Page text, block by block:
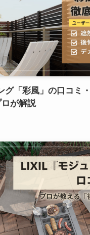
グ「彩風」の口コミ
が解説